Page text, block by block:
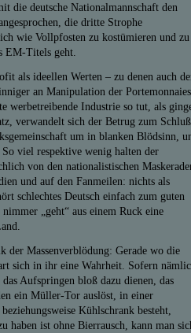
die deutsche Nationalmannschaft den
die dritte Strophe
wie Vollpfosten zu kostümieren und zu
EM-Titels geht.
als ideellen Werten – zu denen auch
an Manipulation der Portemonnaies
werbetreibende Industrie so tut, als
verwandelt sich der Betrug zum Schluß
um in blanken Blödsinn,
viel respektive wenig halten der
von den nationalistischen
und auf den Fanmeilen: nichts als
schlechtes Deutsch einfach zum guten
„geht“ aus einem Ruck eine
der Massenverblödung: Gerade wo die
sich in ihr eine Wahrheit. Sofern
Aufspringen bloß dazu dienen, das
ein Müller-Tor auslöst, in einer
Kühlschrank besteht,
haben ist ohne Bierrausch, kann man